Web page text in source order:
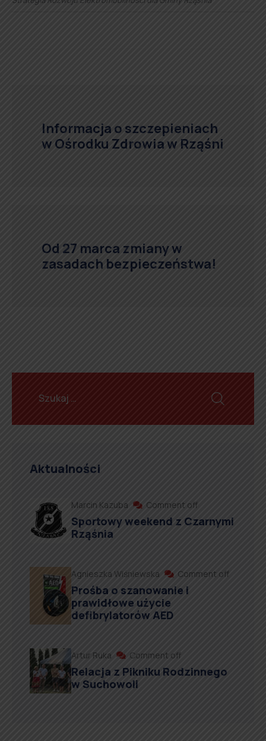
Informacja o szczepieniach
w Ośrodku Zdrowia w Rząśni
Od 27 marca zmiany w
zasadach bezpieczeństwa!
Aktualności
Marcin Kazuba Comment off
Sportowy weekend z Czarnymi
Rząśnia
Agnieszka Wiśniewska Comment off
Prośba o szanowanie i
prawidłowe użycie
defibrylatorów AED
Artur Ruka Comment off
Relacja z Pikniku Rodzinnego
w Suchowoli